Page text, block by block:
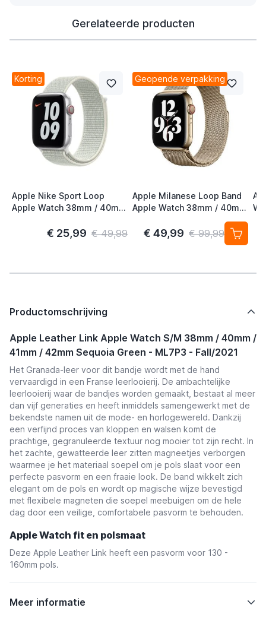
Gerelateerde producten
Korting
Apple Nike Sport Loop
Apple Watch 38mm / 40mm
€ 25,99 € 49,99
Geopende verpakking
Apple Milanese Loop Band
Apple Watch 38mm / 40mm
/ 41mm / 42mm Gold (2nd
Gen)€ 49,99 € 99,99
Productomschrijving
Apple Leather Link Apple Watch S/M 38mm / 40mm /
41mm / 42mm Sequoia Green - ML7P3 - Fall/2021
Het Granada-leer voor dit bandje wordt met de hand
vervaardigd in een Franse leerlooierij. De ambachtelijke
leerlooierij waar de bandjes worden gemaakt, bestaat al meer
dan vijf generaties en heeft inmiddels samengewerkt met de
bekendste namen uit de mode- en horlogewereld. Dankzij
een verfijnd proces van kloppen en walsen komt de
prachtige, gegranuleerde textuur nog mooier tot zijn recht. In
het zachte, gewatteerde leer zitten magneetjes verborgen
waarmee je het materiaal soepel om je pols slaat voor een
perfecte pasvorm en een fraaie look. De band wikkelt zich
elegant om de pols en wordt op magische wijze bevestigd
met flexibele magneten die soepel meebuigen om de hele
dag door een veilige, comfortabele pasvorm te behouden.
Apple Watch fit en polsmaat
Deze Apple Leather Link heeft een pasvorm voor 130 -
160mm pols.
Meer informatie